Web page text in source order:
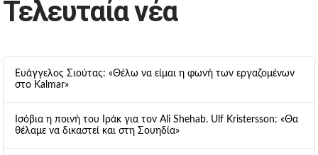
Τελευταία νέα
Ευάγγελος Σιούτας: «Θέλω να είμαι η φωνή των εργαζομένων
στο Kalmar»
Ισόβια η ποινή του Ιράκ για τον Ali Shehab. Ulf Kristersson: «Θα
θέλαμε να δικαστεί και στη Σουηδία»